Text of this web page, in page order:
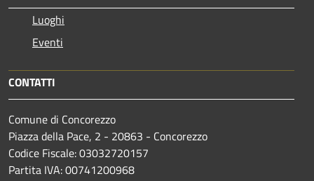
Luoghi
Eventi
CONTATTI
Comune di Concorezzo
Piazza della Pace, 2 - 20863 - Concorezzo
Codice Fiscale: 03032720157
Partita IVA: 00741200968